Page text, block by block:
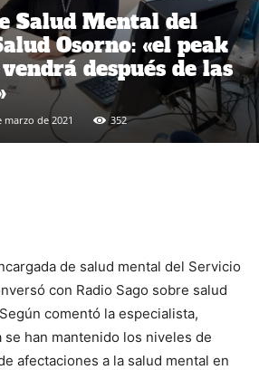
Salud Mental del
Osorno: «el peak
después de las
marzo de 2021 352
de salud mental del Servicio
con Radio Sago sobre salud
comentó la especialista,
se han mantenido los niveles de
afectaciones a la salud mental en